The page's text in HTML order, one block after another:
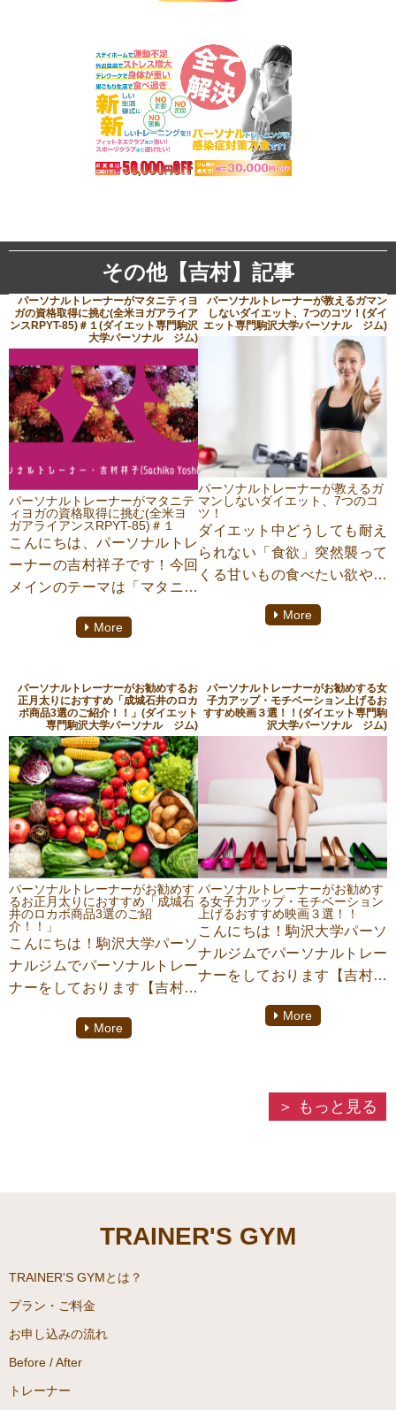
その他【吉村】記事
パーソナルトレーナーがマタニティヨ
ガの資格取得に挑む(全米ヨガアライア
ンスRPYT-85)＃１(ダイエット専門駒沢
大学パーソナル ジム)
パーソナルトレーナーがマタニテ
ィヨガの資格取得に挑む(全米ヨ
ガアライアンスRPYT-85)＃１
こんにちは、パーソナルトレ
ーナーの吉村祥子です！今回
メインのテーマは「マタニテ
本日は私の自己紹介と、どう
取得を目指したのか、そのき
っかけを書いていきたいと思
います
More
パーソナルトレーナーが教えるガマン
しないダイエット、7つのコツ！(ダイ
エット専門駒沢大学パーソナル ジム)
パーソナルトレーナーが教えるガ
マンしないダイエット、7つのコ
ツ！
ダイエット中どうしても耐え
られない「食欲」突然襲って
くる甘いもの食べたい欲や、
食べたいという衝動は誰しも
入れて取り組んでいたダイエ
ットもいつお間にか終了、そ
して気付けば始める前より増
えてしまっている！！なんて
経験もあるかもしれません。
私自身も食べることが大好
き！そんな私が実践したこと
のある「つらくない、我慢し
ないダイエットのコツ」をご
紹介します。
More
パーソナルトレーナーがお勧めするお
正月太りにおすすめ「成城石井のロカ
ボ商品3選のご紹介！！」(ダイエット
専門駒沢大学パーソナル ジム)
パーソナルトレーナーがお勧めす
るお正月太りにおすすめ「成城石
井のロカボ商品3選のご紹
介！！」
こんにちは！駒沢大学パーソ
ナルジムでパーソナルトレー
ナーをしております【吉村祥
トレーナーがお勧めするお正
More
パーソナルトレーナーがお勧めする女
子力アップ・モチベーション上げるお
すすめ映画３選！！(ダイエット専門駒
沢大学パーソナル ジム)
パーソナルトレーナーがお勧めす
る女子力アップ・モチベーション
上げるおすすめ映画３選！！
こんにちは！駒沢大学パーソ
ナルジムでパーソナルトレー
ナーをしております【吉村祥
ベントが盛り沢山、出かける
い人も多いはず。今回はそん
と思います。
More
もっと見る
TRAINER'S GYM
TRAINER'S GYMとは？
プラン・ご料金
お申し込みの流れ
Before / After
トレーナー